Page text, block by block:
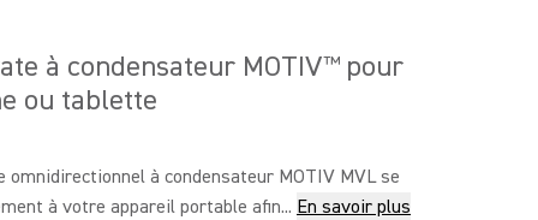
à condensateur MOTIV™pour
ou tablette
omnidirectionnel à condensateur MOTIV MVL se
à votre appareil portable afin... En savoir plus